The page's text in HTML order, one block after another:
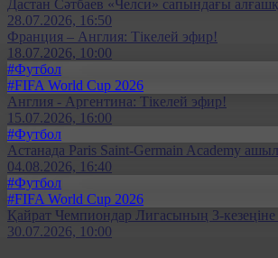
Дастан Сәтбаев «Челси» сапындағы
28.07.2026, 16:50
Франция – Англия: Тікелей эфир!
18.07.2026, 10:00
#Футбол
#FIFA World Cup 2026
Англия - Аргентина: Тікелей эфир!
15.07.2026, 16:00
#Футбол
Астанада Paris Saint-Germain Academy
04.08.2026, 16:40
#Футбол
#FIFA World Cup 2026
Қайрат Чемпиондар Лигасының 3-
30.07.2026, 10:00